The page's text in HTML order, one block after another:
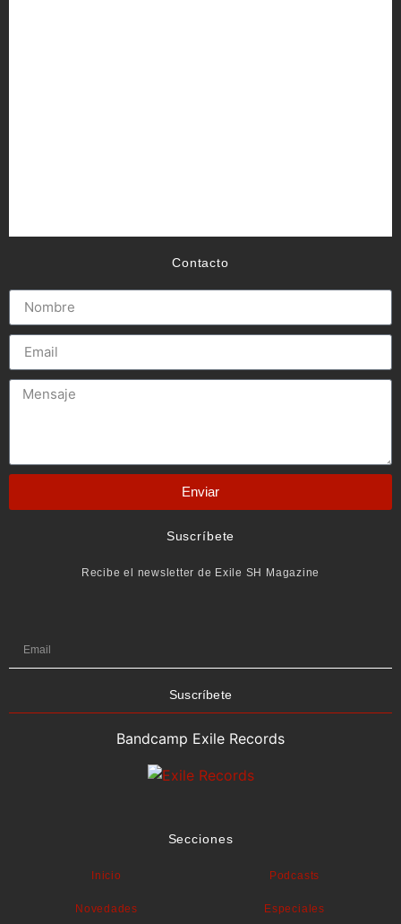
Contacto
Enviar
Suscríbete
Recibe el newsletter de Exile SH Magazine
Suscríbete
Bandcamp Exile Records
Secciones
Inicio
Novedades
Podcasts
Especiales